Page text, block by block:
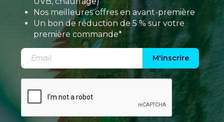
Nos meilleures offres en avant-première
Un bon de réduction de 5 % sur votre
première commande*
M'inscrire